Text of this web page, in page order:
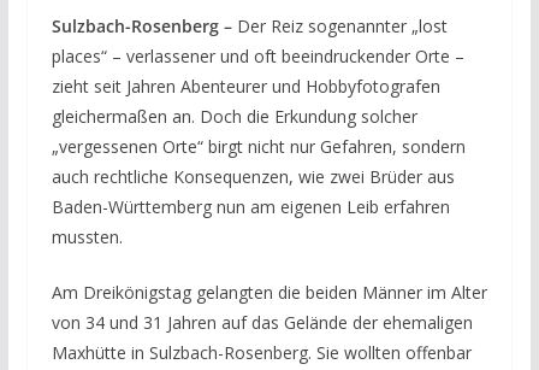
Sulzbach-Rosenberg –Der Reiz sogenannter „lost
places“ – verlassener und oft beeindruckender Orte –
zieht seit Jahren Abenteurer und Hobbyfotografen
gleichermaßen an. Doch die Erkundung solcher
„vergessenen Orte“ birgt nicht nur Gefahren, sondern
auch rechtliche Konsequenzen, wie zwei Brüder aus
Baden-Württemberg nun am eigenen Leib erfahren
mussten.
Am Dreikönigstag gelangten die beiden Männer im Alter
von 34 und 31 Jahren auf das Gelände der ehemaligen
Maxhütte in Sulzbach-Rosenberg. Sie wollten offenbar